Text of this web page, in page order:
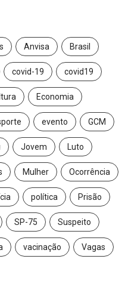
Anvisa Brasil
covid-19 covid19
Economia
evento GCM
Jovem Luto
Mulher Ocorrência
política Prisão
SP-75 Suspeito
vacinação Vagas